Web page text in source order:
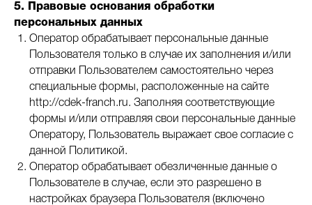
5. Правовые основания обработки
персональных данных
Оператор обрабатывает персональные данные
Пользователя только в случае их заполнения и/или
отправки Пользователем самостоятельно через
специальные формы, расположенные на сайте
http://cdek-franch.ru. Заполняя соответствующие
формы и/или отправляя свои персональные данные
Оператору, Пользователь выражает свое согласие с
данной Политикой.
Оператор обрабатывает обезличенные данные о
Пользователе в случае, если это разрешено в
настройках браузера Пользователя (включено